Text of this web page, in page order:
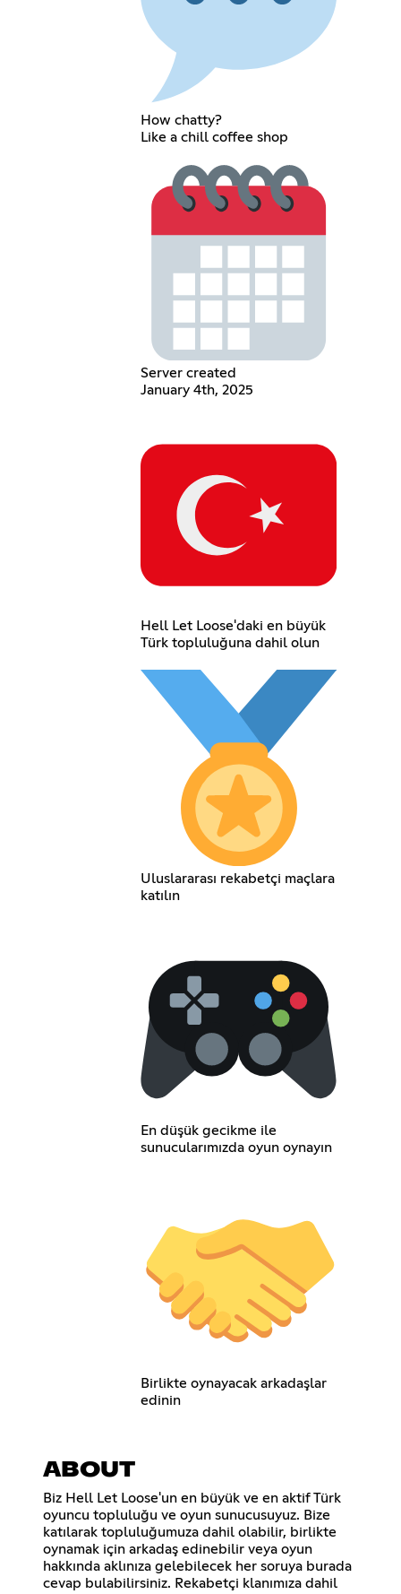
How chatty?
Like a chill coffee shop
Server created
January 4th, 2025
Hell Let Loose'daki en büyük
Türk topluluğuna dahil olun
Uluslararası rekabetçi maçlara
katılın
En düşük gecikme ile
sunucularımızda oyun oynayın
Birlikte oynayacak arkadaşlar
edinin
ABOUT
Biz Hell Let Loose'un en büyük ve en aktif Türk
oyuncu topluluğu ve oyun sunucusuyuz. Bize
katılarak topluluğumuza dahil olabilir, birlikte
oynamak için arkadaş edinebilir veya oyun
hakkında aklınıza gelebilecek her soruya burada
cevap bulabilirsiniz. Rekabetçi klanımıza dahil